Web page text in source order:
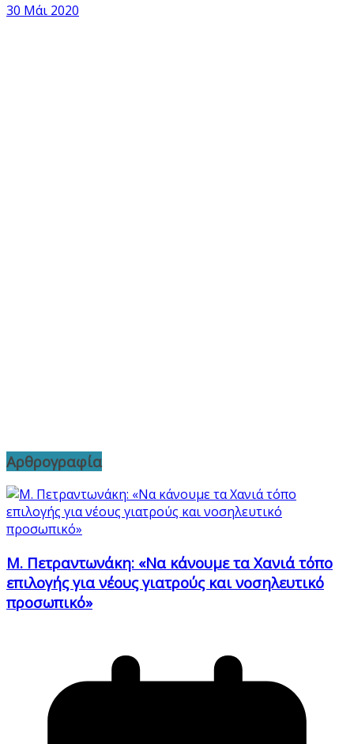
30 Μάι 2020
Αρθρογραφία
Μ. Πετραντωνάκη: «Να κάνουμε τα Χανιά τόπο
επιλογής για νέους γιατρούς και νοσηλευτικό
προσωπικό»